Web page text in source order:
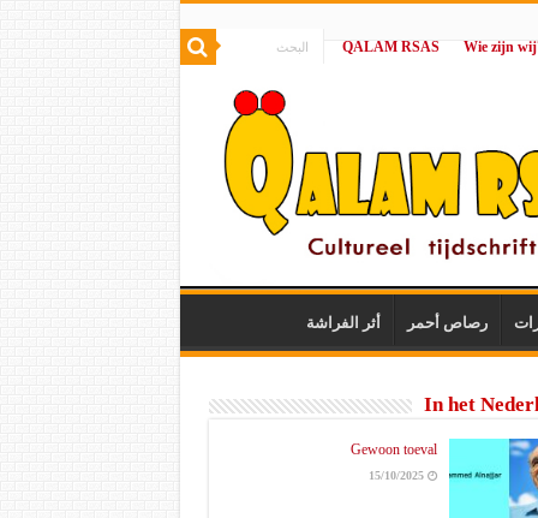
|
QALAM RSAS
رصاص أحمر أثر الفراشة
In het
Gewoon toeval
15/10/2025